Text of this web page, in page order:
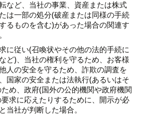
など、当社の事業、資産または株式
は一部の処分(破産または同様の手続
るものを含む)があった場合の関連す
に従い(召喚状やその他の法的手続に
ど)、当社の権利を守るため、お客様
人の安全を守るため、詐欺の調査を
国家の安全または法執行(あるいはそ
め、政府(国外の公的機関や政府機関
求に応えたりするために、開示が必
当社が判断した場合。